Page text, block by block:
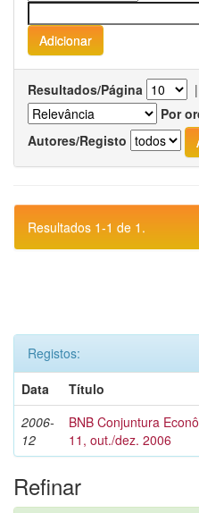
Resultados/Página |
Por
Autores/Registo
Resultados 1-1 de 1.
Registos:
Data
Título
2006-
12
BNB Conjuntura
11, out./dez. 2006
Refinar